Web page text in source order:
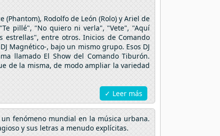
Rodolfo de León (Rolo) y Ariel de
pillé", "No quiero ni verla", "Vete", "Aquí
estrellas", entre otros. Inicios de Comando
Magnético-, bajo un mismo grupo. Esos DJ
llamado El Show del Comando Tiburón.
de la misma, de modo ampliar la variedad
✓ Leer más
fenómeno mundial en la música urbana.
y sus letras a menudo explícitas.